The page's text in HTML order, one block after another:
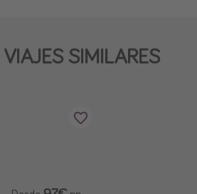
SIMILARES